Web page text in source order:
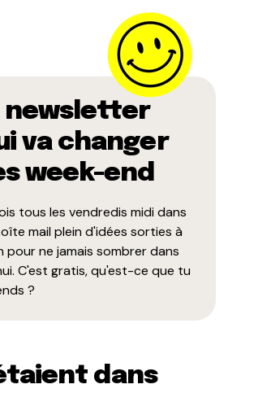
newsletter
va changer
week-end
tous les vendredis midi dans
mail plein d'idées sorties à
pour ne jamais sombrer dans
C'est gratis, qu'est-ce que tu
?
dans